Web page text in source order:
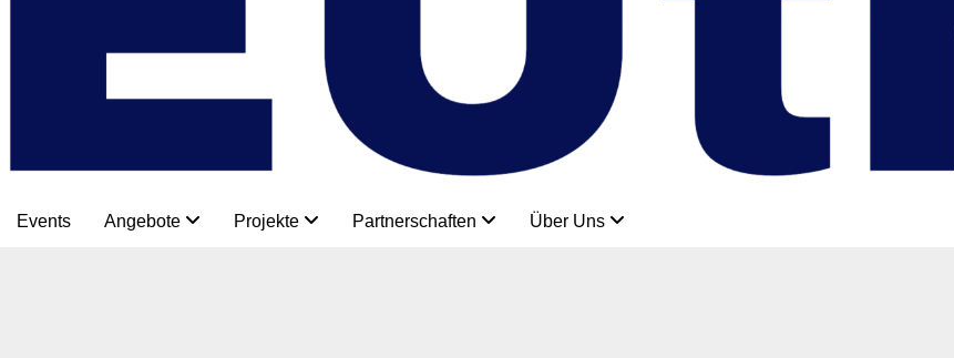
Events Angebote Projekte Partnerschaften Über Uns